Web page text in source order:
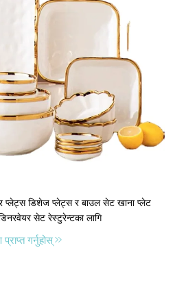
प्लेट्स डिशेज प्लेट्स र बाउल सेट खाना प्लेट
सेट रेस्टुरेन्टका लागि
प्राप्त गर्नुहोस्